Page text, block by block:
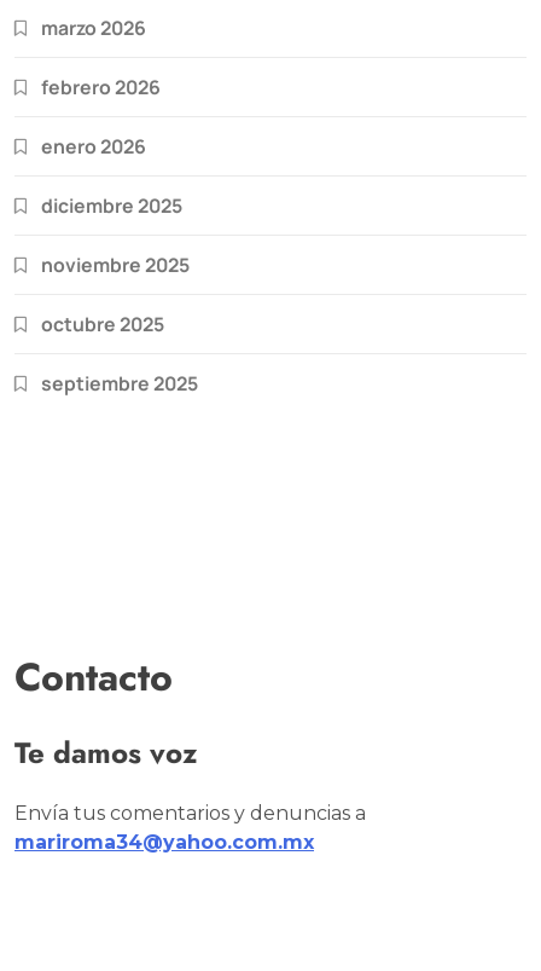
marzo 2026
febrero 2026
enero 2026
diciembre 2025
noviembre 2025
octubre 2025
septiembre 2025
Contacto
Te damos voz
Envía tus comentarios y denuncias a
mariroma34@yahoo.com.mx